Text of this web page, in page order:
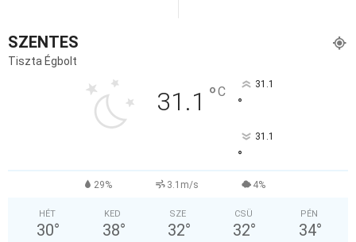
SZENTES
Tiszta Égbolt
31.1 °C 31.1
°
31.1
°
29% 3.1m/s 4%
HÉT
30°
KED
38°
SZE
32°
CSÜ
32°
PÉN
34°